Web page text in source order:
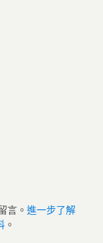
言。 進一步了解
。